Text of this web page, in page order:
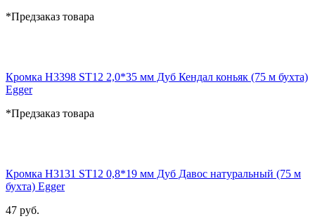
*Предзаказ товара
Кромка H3398 ST12 2,0*35 мм Дуб Кендал коньяк (75 м бухта)
Egger
*Предзаказ товара
Кромка H3131 ST12 0,8*19 мм Дуб Давос натуральный (75 м
бухта) Egger
47 руб.